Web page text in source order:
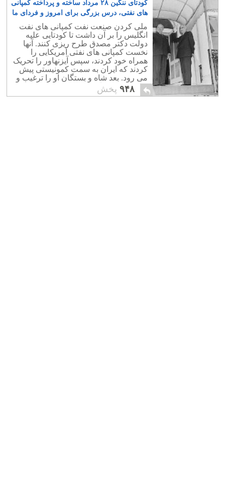
کودتای ننگین ۲۸ مرداد ساخته و پرداخته کمپانی
های نفتی، درس بزرگی برای امروز و فردای ما
۶
ملی کردن صنعت نفت کمپانی های نفت
انگلیس را بر آن داشت تا کودتایی علیه
دولت دکتر مصدق طرح ریزی کنند. آنها
نخست کمپانی های نفتی آمریکایی را
همراه خود کردند، سپس آیزنهاور را تحریک
کردند که ایران به سمت کمونیستی پیش
می رود. بعد شاه و بستگان او را ترغیب و
تشویق به همکاری کردند و دست به کودتا
زدند.
۹۴۸ پخش